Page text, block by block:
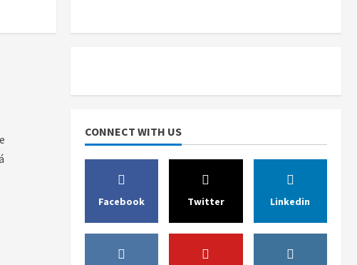
CONNECT WITH US
Facebook Twitter Linkedin